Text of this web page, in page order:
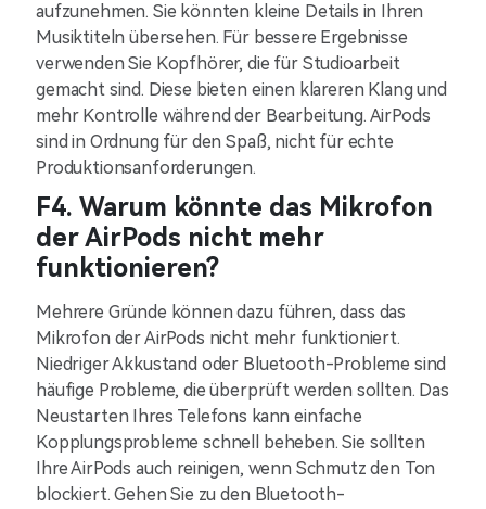
aufzunehmen. Sie könnten kleine Details in Ihren
Musiktiteln übersehen. Für bessere Ergebnisse
verwenden Sie Kopfhörer, die für Studioarbeit
gemacht sind. Diese bieten einen klareren Klang und
mehr Kontrolle während der Bearbeitung. AirPods
sind in Ordnung für den Spaß, nicht für echte
Produktionsanforderungen.
F4. Warum könnte das Mikrofon
der AirPods nicht mehr
funktionieren?
Mehrere Gründe können dazu führen, dass das
Mikrofon der AirPods nicht mehr funktioniert.
Niedriger Akkustand oder Bluetooth-Probleme sind
häufige Probleme, die überprüft werden sollten. Das
Neustarten Ihres Telefons kann einfache
Kopplungsprobleme schnell beheben. Sie sollten
Ihre AirPods auch reinigen, wenn Schmutz den Ton
blockiert. Gehen Sie zu den Bluetooth-